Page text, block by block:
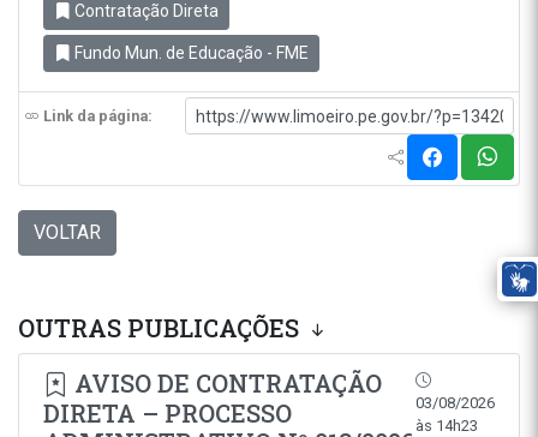
Contratação Direta
Fundo Mun. de Educação - FME
Link da página:
VOLTAR
OUTRAS PUBLICAÇÕES
AVISO DE CONTRATAÇÃO
DIRETA – PROCESSO
03/08/2026
às 14h23